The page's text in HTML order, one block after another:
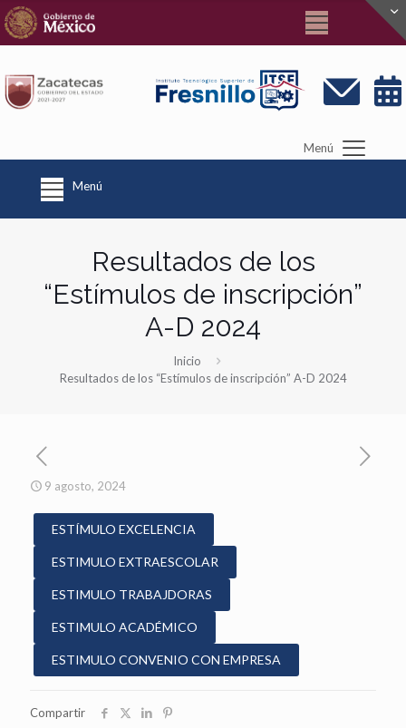
Menú
Menú
Resultados de los
“Estímulos de inscripción”
A-D 2024
Inicio
Resultados de los “Estímulos de inscripción” A-D 2024
9 agosto, 2024
ESTÍMULO EXCELENCIA
ESTIMULO EXTRAESCOLAR
ESTIMULO TRABAJDORAS
ESTIMULO ACADÉMICO
ESTIMULO CONVENIO CON EMPRESA
Compartir